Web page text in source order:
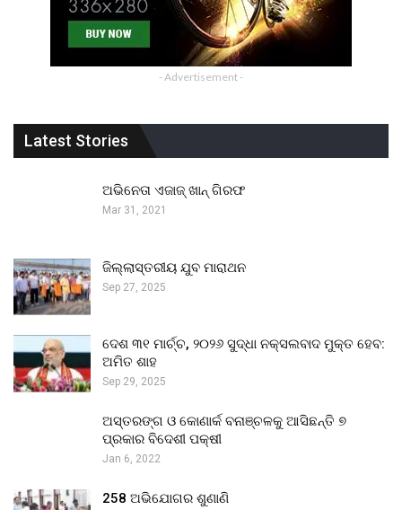
- Advertisement -
Latest Stories
ଅଭିନେତା ଏଜାଜ୍ ଖାନ୍ ଗିରଫ
Mar 31, 2021
ଜିଲ୍ଲାସ୍ତରୀୟ ଯୁବ ମାରାଥନ
Sep 27, 2025
ଦେଶ ୩୧ ମାର୍ଚ୍ଚ, ୨୦୨୬ ସୁଦ୍ଧା ନକ୍ସଲବାଦ ମୁକ୍ତ ହେବ:
ଅମିତ ଶାହ
Sep 29, 2025
ଅସ୍ତରଙ୍ଗ ଓ କୋଣାର୍କ ବନାଞ୍ଚଳକୁ ଆସିଛନ୍ତି ୭
ପ୍ରକାର ବିଦେଶୀ ପକ୍ଷୀ
Jan 6, 2022
258 ଅଭିଯୋଗର ଶୁଣାଣି